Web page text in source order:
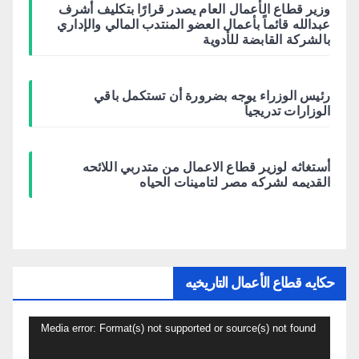
وزير قطاع الأعمال العام يصدر قرارًا بتكليف أشرف
عبدالله قائماً بأعمال العضو المنتدب المالي والإداري
بالشركة القابضة للأدوية
رئيس الوزراء يوجه بضرورة أن تستكمل باقي
الوزارات تدريجياً
أستغاثه لوزير قطاع الاعمال من متدربي اللائحه
القديمه لشركه مصر لتامينات الحياه
حكايه قطاع الأعمال التاريخيه
مشغل
Media error: Format(s) not supported or source(s) not found